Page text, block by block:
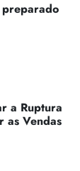
preparado
a Ruptura
as Vendas